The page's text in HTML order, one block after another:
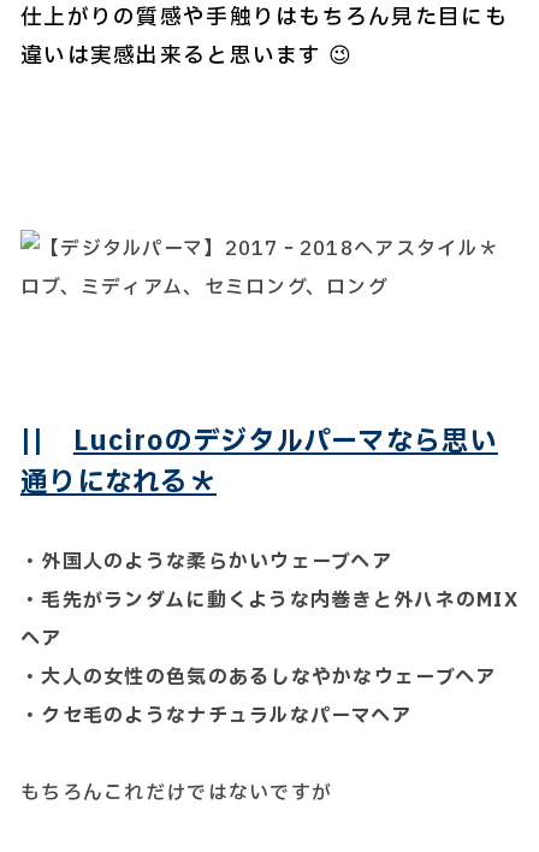
仕上がりの質感や手触りはもちろん見た目にも
違いは実感出来ると思います 😉
||Luciroのデジタルパーマなら思い
通りになれる＊
・外国人のような柔らかいウェーブヘア
・毛先がランダムに動くような内巻きと外ハネのMIX
ヘア
・大人の女性の色気のあるしなやかなウェーブヘア
・クセ毛のようなナチュラルなパーマヘア
もちろんこれだけではないですが